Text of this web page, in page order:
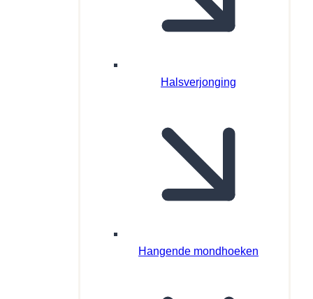
Halsverjonging
Hangende mondhoeken